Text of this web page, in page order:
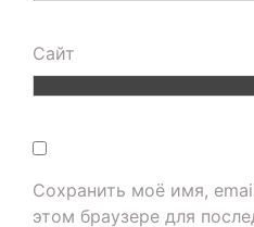
Сайт
Сохранить моё имя,
этом браузере для